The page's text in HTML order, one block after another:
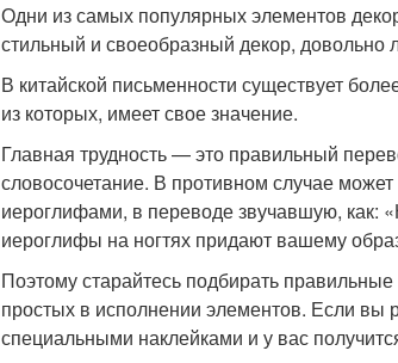
Одни из самых популярных элементов
стильный и своеобразный декор, довольно
В китайской письменности существует
из которых, имеет свое значение.
Главная трудность — это правильный
словосочетание. В противном случае может
иероглифами, в переводе звучавшую, как:
иероглифы на ногтях придают вашему
Поэтому старайтесь подбирать
простых в исполнении элементов. Если вы
специальными наклейками и у вас